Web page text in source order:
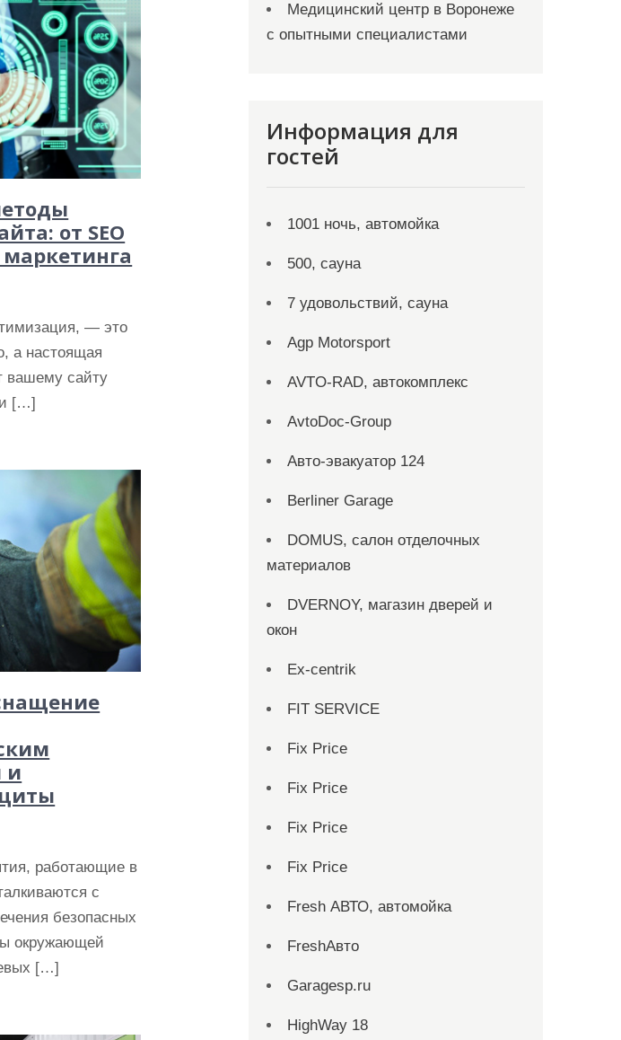
от SEO
— это
а настоящая
вашему сайту
[…]
и
работающие в
с
безопасных
окружающей
[…]
Медицинский центр в Воронеже
с опытными специалистами
Информация для
гостей
1001 ночь, автомойка
500, сауна
7 удовольствий, сауна
Agp Motorsport
AVTO-RAD, автокомплекс
AvtoDoc-Group
Aвто-эвакуатор 124
Berliner Garage
DOMUS, салон отделочных
материалов
DVERNOY, магазин дверей и
окон
Ex-centrik
FIT SERVICE
Fix Price
Fix Price
Fix Price
Fix Price
Fresh АВТО, автомойка
FreshАвто
Garagesp.ru
HighWay 18